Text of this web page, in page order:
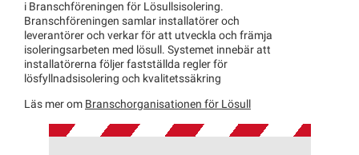
i Branschföreningen för Lösullsisolering.
Branschföreningen samlar installatörer och
leverantörer och verkar för att utveckla och främja
isoleringsarbeten med lösull. Systemet innebär att
installatörerna följer fastställda regler för
lösfyllnadsisolering och kvalitetssäkring
Läs mer om Branschorganisationen för Lösull